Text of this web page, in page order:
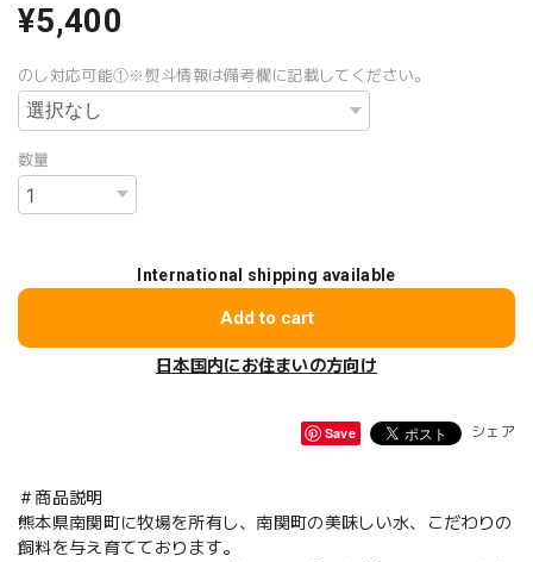
¥5,400
のし対応可能①※熨斗情報は備考欄に記載してください。
数量
International shipping available
Add to cart
日本国内にお住まいの方向け
Save シェア
＃商品説明
熊本県南関町に牧場を所有し、南関町の美味しい水、こだわりの
飼料を与え育てております。